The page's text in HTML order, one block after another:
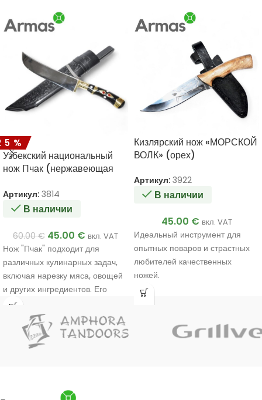
Узбекский национальный
нож Пчак (нержавеющая
Артикул: 3814
В наличии
60.00€ 45.00 € вкл. VAT
Нож "Пчак" подходит для
различных кулинарных задач,
включая нарезку мяса, овощей
и других ингредиентов. Его
уникальный дизайн и
материалы обеспечивают
прочность и эффективность в
использовании.
Кизлярский нож «МОРСКОЙ
ВОЛК» (орех)
Артикул: 3922
В наличии
45.00 € вкл. VAT
Идеальный инструмент для
опытных поваров и страстных
любителей качественных
ножей.
Ручная работа мастера.